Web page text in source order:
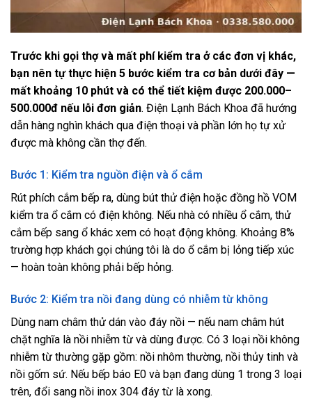
Trước khi gọi thợ và mất phí kiểm tra ở các đơn vị khác,
bạn nên tự thực hiện 5 bước kiểm tra cơ bản dưới đây —
mất khoảng 10 phút và có thể tiết kiệm được 200.000–
500.000đ nếu lỗi đơn giản. Điện Lạnh Bách Khoa đã hướng
dẫn hàng nghìn khách qua điện thoại và phần lớn họ tự xử
được mà không cần thợ đến.
Bước 1: Kiểm tra nguồn điện và ổ cắm
Rút phích cắm bếp ra, dùng bút thử điện hoặc đồng hồ VOM
kiểm tra ổ cắm có điện không. Nếu nhà có nhiều ổ cắm, thử
cắm bếp sang ổ khác xem có hoạt động không. Khoảng 8%
trường hợp khách gọi chúng tôi là do ổ cắm bị lỏng tiếp xúc
— hoàn toàn không phải bếp hỏng.
Bước 2: Kiểm tra nồi đang dùng có nhiễm từ không
Dùng nam châm thử dán vào đáy nồi — nếu nam châm hút
chặt nghĩa là nồi nhiễm từ và dùng được. Có 3 loại nồi không
nhiễm từ thường gặp gồm: nồi nhôm thường, nồi thủy tinh và
nồi gốm sứ. Nếu bếp báo E0 và bạn đang dùng 1 trong 3 loại
trên, đổi sang nồi inox 304 đáy từ là xong.